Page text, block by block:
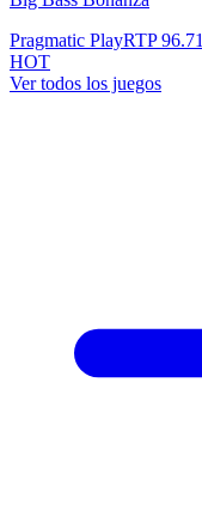
Pragmatic PlayRTP96.71
HOT
Ver todos los juegos